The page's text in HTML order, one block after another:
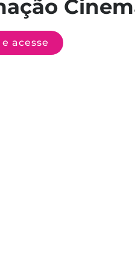
acesse